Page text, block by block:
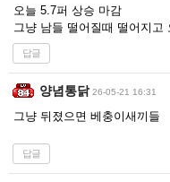
오늘 5.7퍼 상승 마감
그냥 남들 떨어질때 떨어지고
답글
양념통닭 26-05-21 16:31
그냥 뒤졌으면 베충이새끼들
답글